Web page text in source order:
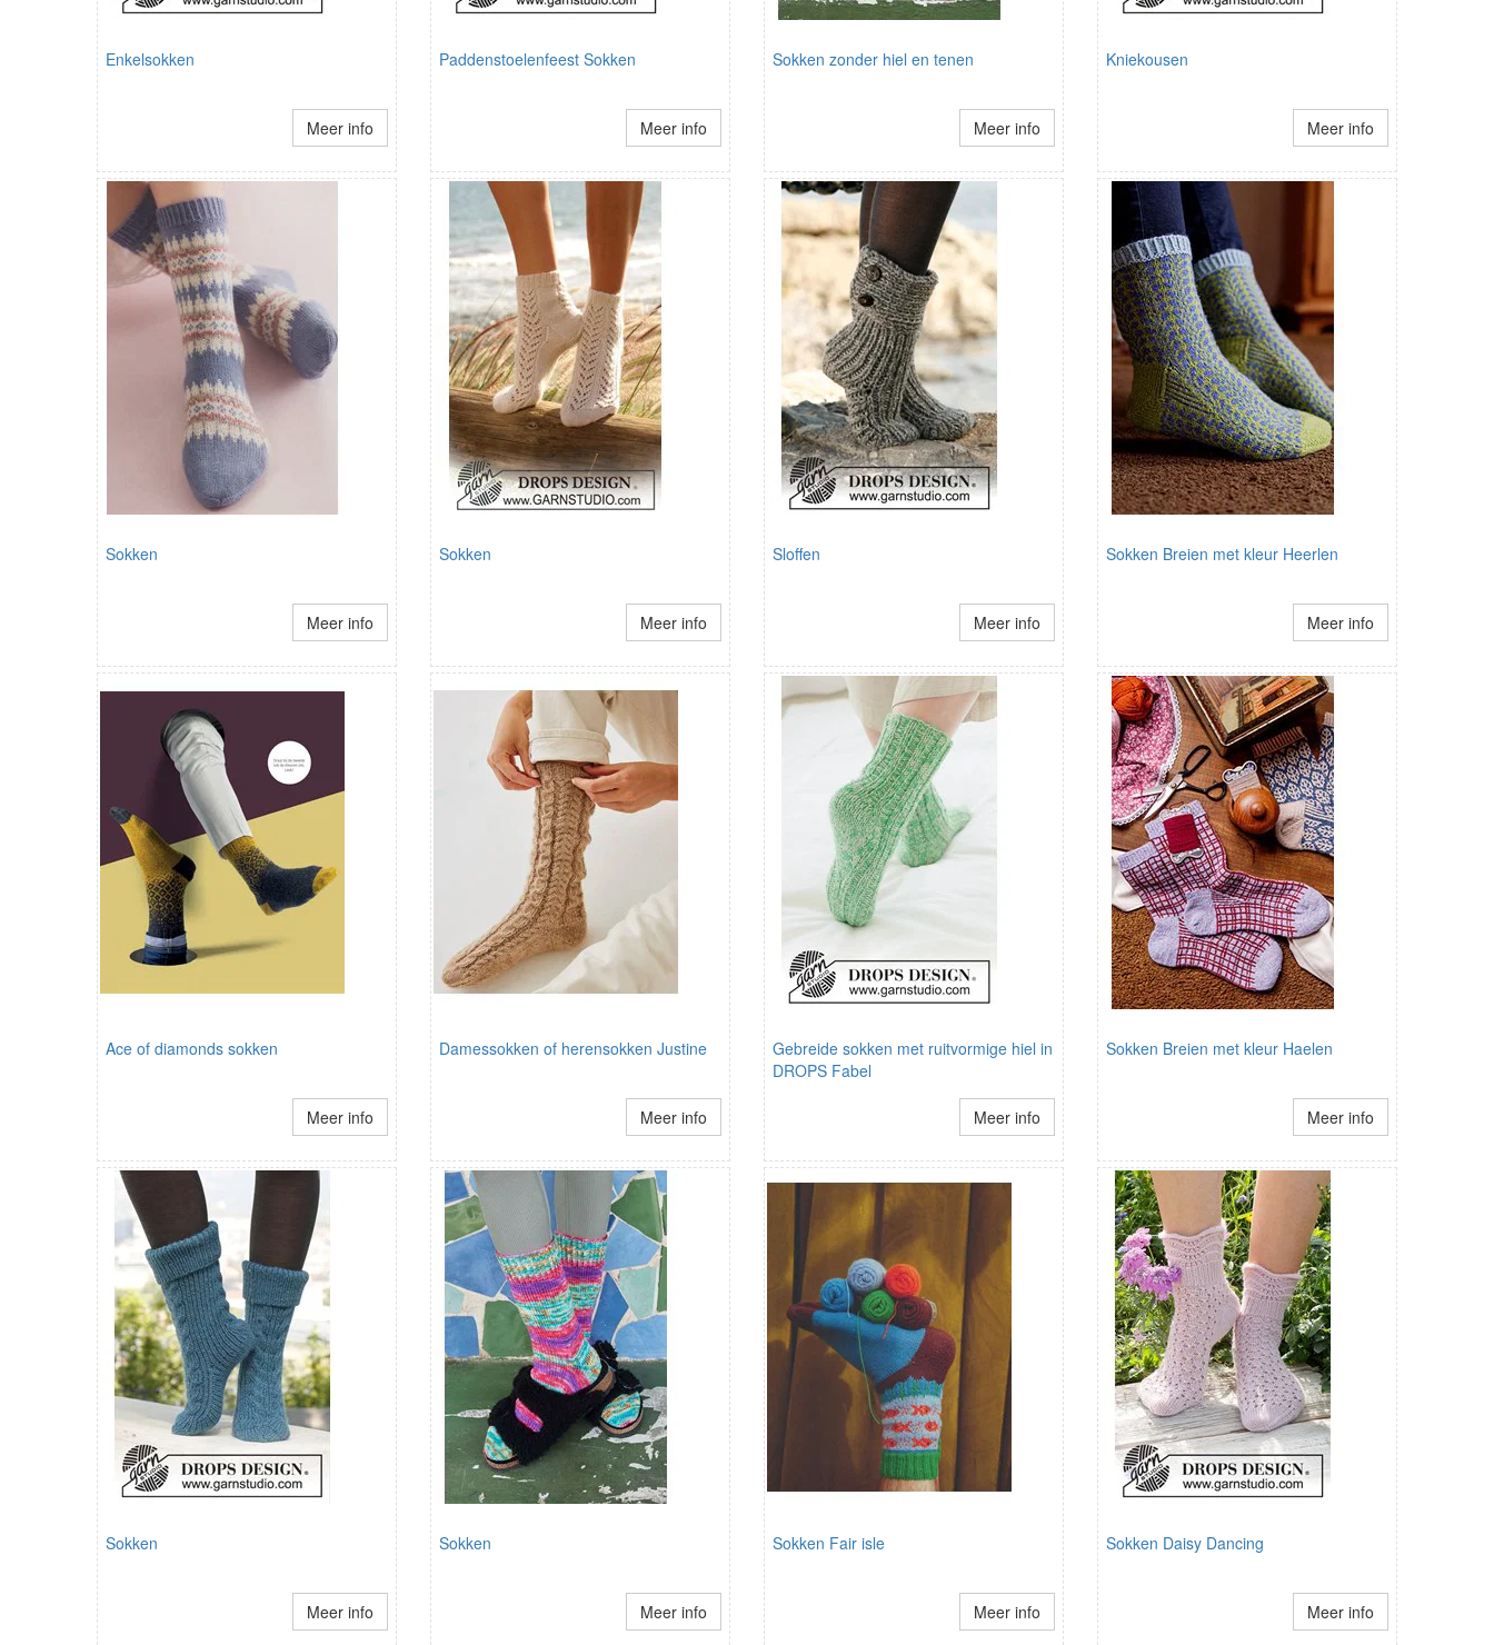
Enkelsokken
Meer info
Paddenstoelenfeest Sokken
Meer info
Sokken zonder hiel en tenen
Meer info
Kniekousen
Meer info
Sokken
Meer info
Sokken
Meer info
Sloffen
Meer info
Sokken Breien met kleur Heerlen
Meer info
Ace of diamonds sokken
Meer info
Damessokken of herensokken Justine
Meer info
Gebreide sokken met ruitvormige hiel in
DROPS Fabel
Meer info
Sokken Breien met kleur Haelen
Meer info
Sokken
Meer info
Sokken
Meer info
Sokken Fair isle
Meer info
Sokken Daisy Dancing
Meer info